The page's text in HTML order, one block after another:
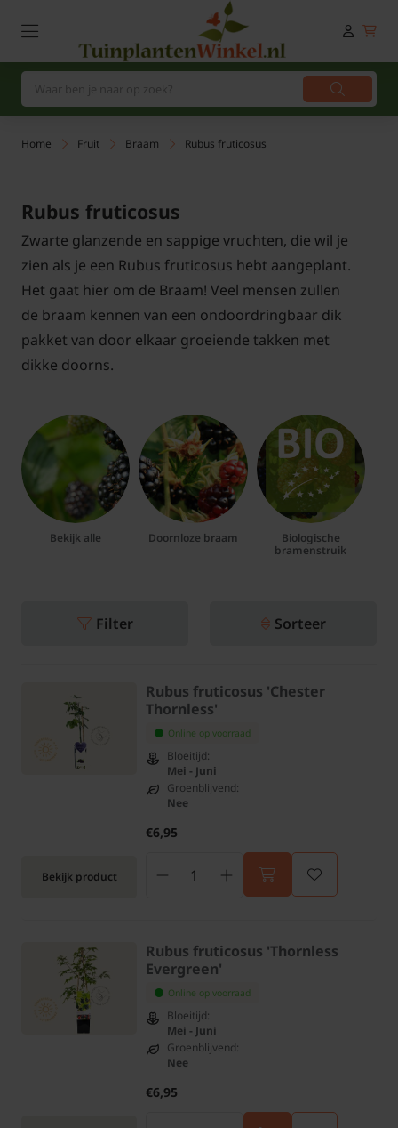
Home Fruit Braam Rubus fruticosus
Rubus fruticosus
Zwarte glanzende en sappige vruchten, die wil je
zien als je een Rubus fruticosus hebt aangeplant.
Het gaat hier om de Braam! Veel mensen zullen
de braam kennen van een ondoordringbaar dik
pakket van door elkaar groeiende takken met
dikke doorns.
Bekijk alle Doornloze braam
Biologische
bramenstruik
Filter Sorteer
Bekijk product
Rubus fruticosus 'Chester
Thornless'
Online op voorraad
Bloeitijd:
Mei - Juni
Groenblijvend:
Nee
€6,95
Rubus fruticosus 'Thornless
Evergreen'
Online op voorraad
Bloeitijd:
Mei - Juni
Groenblijvend:
Nee
€6,95